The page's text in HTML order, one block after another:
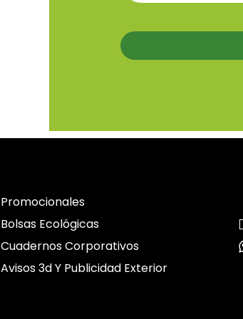
Promocionales
Bolsas Ecológicas
Cuadernos Corporativos
Avisos 3d Y Publicidad Exterior